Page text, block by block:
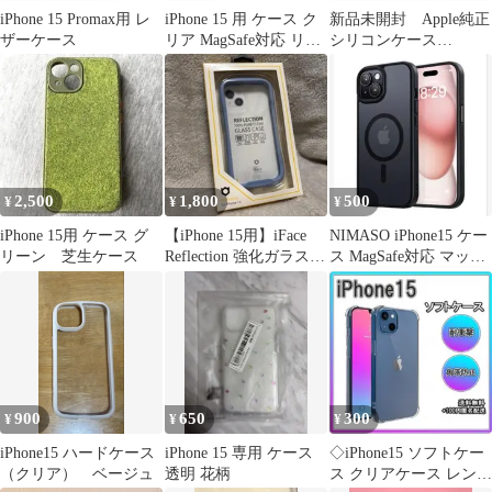
iPhone 15 Promax用 レ
ザーケース
iPhone 15 用 ケース ク
リア MagSafe対応 リン
グ付き ネック
新品未開封 Apple純正
シリコンケース
iPhone15 MagSafe対応
¥2,500
iPhone 15用 ケース グ
リーン 芝生ケース
¥ 1,800
【iPhone 15用】iFace
Reflection 強化ガラスク
リアケース
¥500
NIMASO iPhone15 ケー
ス MagSafe対応 マット
ブラック半透明
¥900
iPhone15 ハードケース
（クリア） ベージュ
¥650
iPhone 15 専用 ケース
透明 花柄
¥ 300
◇iPhone15 ソフトケー
ス クリアケース レンズ